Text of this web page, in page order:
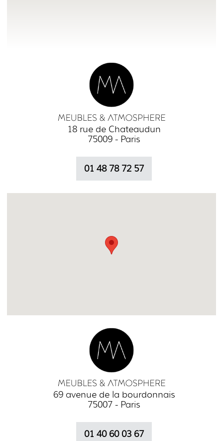
18 rue de Chateaudun
75009 - Paris
01 48 78 72 57
69 avenue de la bourdonnais
75007 - Paris
01 40 60 03 67